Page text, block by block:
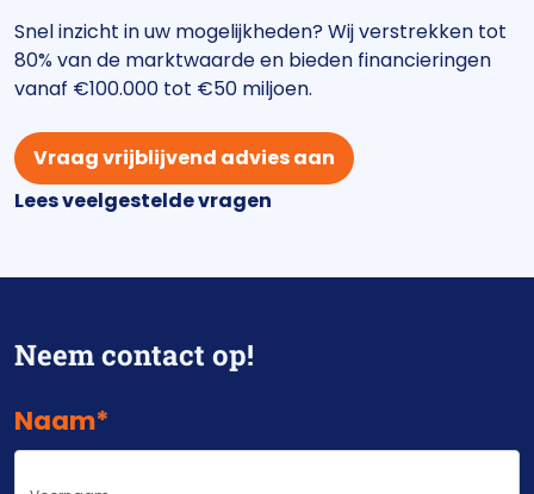
Snel inzicht in uw mogelijkheden? Wij verstrekken tot
80% van de marktwaarde en bieden financieringen
vanaf €100.000 tot €50 miljoen.
Vraag vrijblijvend advies aan
Lees veelgestelde vragen
Neem contact op!
Naam*